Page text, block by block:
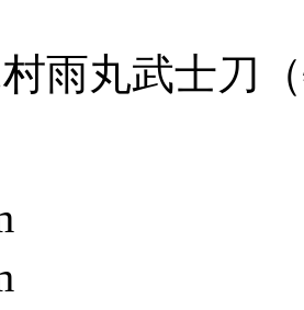
雨丸武士刀